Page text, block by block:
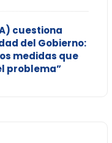
cuestiona
del Gobierno:
medidas que
problema”